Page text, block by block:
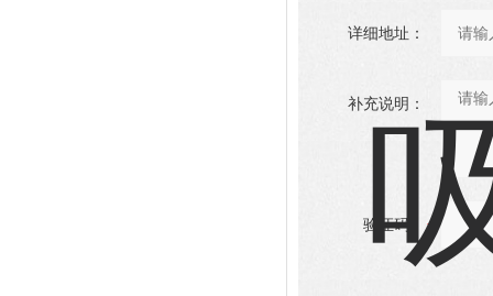
详细地址：
补充说明：
验证码：